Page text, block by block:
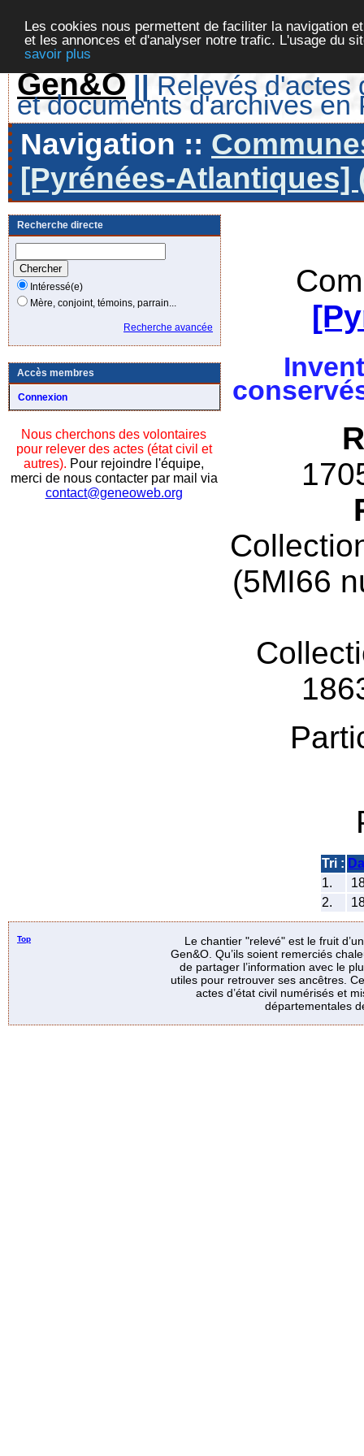
Les cookies nous permettent de faciliter la navigation
et les annonces et d'analyser notre trafic. L'usage du
savoir plus
Gen&O || Relevés d'actes
et documents d'archives en
Navigation ::
[Pyrénées-Atlantiques]
Recherche directe
Intéressé(e)
Mère, conjoint, témoins, parrain...
Recherche avancée
Accès membres
Connexion
Nous cherchons des volontaires
pour relever des actes (état civil et
autres). Pour rejoindre l'équipe,
merci de nous contacter par mail via
contact@geneoweb.org
(5MI66
Tri :
1.
2.
Top
Le chantier "relevé" est le fruit
Gen&O. Qu’ils soient remerciés
de partager l’information avec le
utiles pour retrouver ses ancêtres.
actes d’état civil numérisés et
départementales